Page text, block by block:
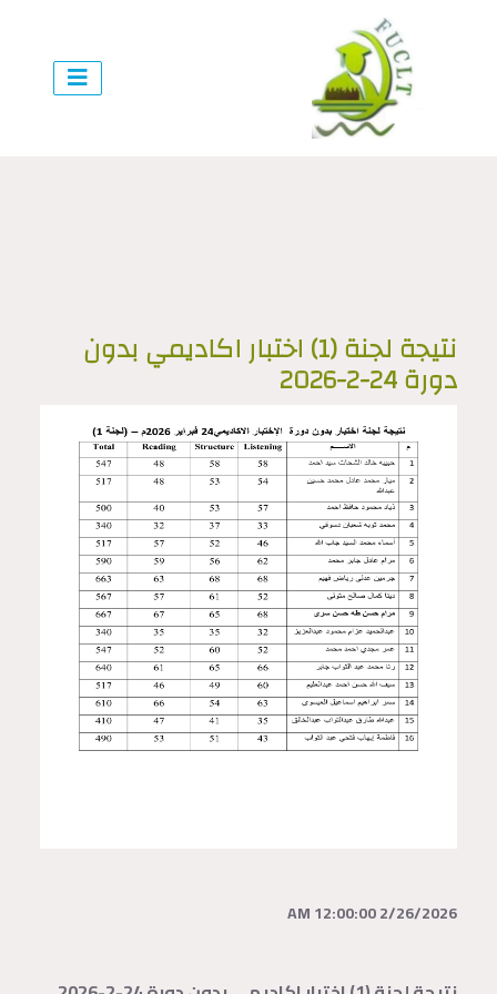
نتيجة لجنة (1) اختبار اكاديمي بدون
دورة 24-2-2026
2/26/2026 12:00:00 AM